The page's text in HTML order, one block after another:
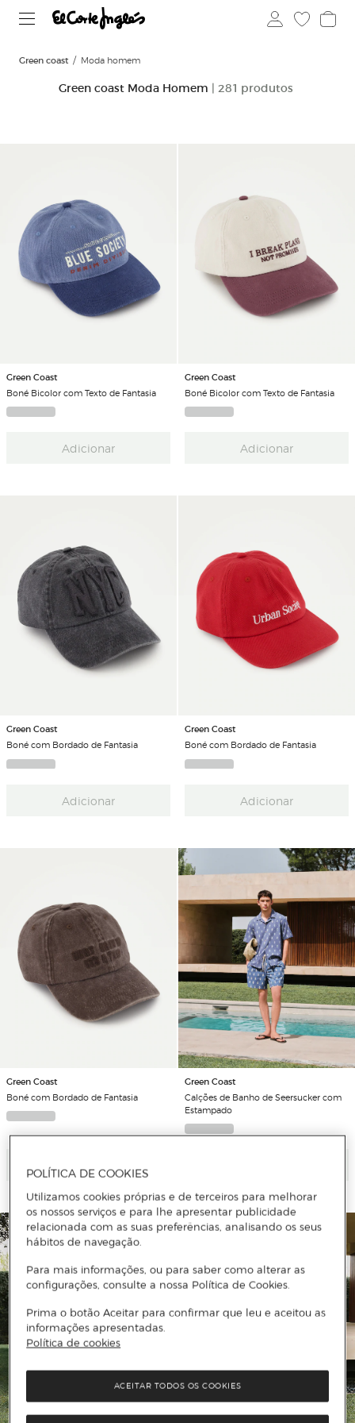
Green coast Moda homem
Green coast Moda Homem | 281 produtos
Green Coast
Boné Bicolor com Texto de Fantasia
Adicionar
Green Coast
Boné Bicolor com Texto de Fantasia
Adicionar
Green Coast
Boné com Bordado de Fantasia
Adicionar
Green Coast
Boné com Bordado de Fantasia
Adicionar
Green Coast
Boné com Bordado de Fantasia
Green Coast
Calções de Banho de Seersucker com
Estampado
POLÍTICA DE COOKIES
Utilizamos cookies próprias e de terceiros para melhorar
os nossos serviços e para lhe apresentar publicidade
relacionada com as suas preferências, analisando os seus
hábitos de navegação.
Para mais informações, ou para saber como alterar as
configurações, consulte a nossa Política de Cookies.
Prima o botão Aceitar para confirmar que leu e aceitou as
informações apresentadas.
Política de cookies
ACEITAR TODOS OS COOKIES